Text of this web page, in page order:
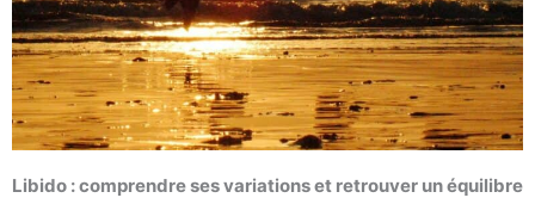
Libido : comprendre ses variations et retrouver un équilibre